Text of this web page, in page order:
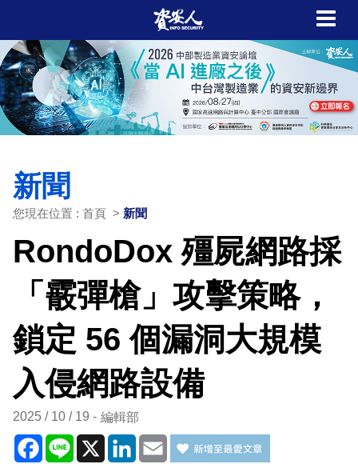
新聞
您現在位置 : 首頁 > 新聞
RondoDox 殭屍網路採
「霰彈槍」攻擊策略，
鎖定 56 個漏洞大規模
入侵網路設備
2025 / 10 / 19 編輯部
Facebook
Line X LinkedIn
Email